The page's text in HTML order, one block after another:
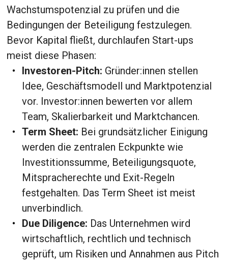
Wachstumspotenzial zu prüfen und die
Bedingungen der Beteiligung festzulegen.
Bevor Kapital fließt, durchlaufen Start-ups
meist diese Phasen:
Investoren-Pitch: Gründer:innen stellen
Idee, Geschäftsmodell und Marktpotenzial
vor. Investor:innen bewerten vor allem
Team, Skalierbarkeit und Marktchancen.
Term Sheet: Bei grundsätzlicher Einigung
werden die zentralen Eckpunkte wie
Investitionssumme, Beteiligungsquote,
Mitspracherechte und Exit-Regeln
festgehalten. Das Term Sheet ist meist
unverbindlich.
Due Diligence: Das Unternehmen wird
wirtschaftlich, rechtlich und technisch
geprüft, um Risiken und Annahmen aus Pitch